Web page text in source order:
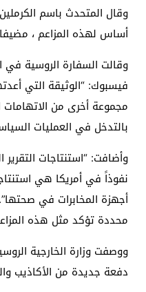
وقال المتحدث باسم
أساس لهذه المزاعم ،
وقالت السفارة الروسية في
فيسبوك: “الوثيقة التي
مجموعة أخرى من
بالتدخل في العمليات
وأضافت: “استنتاجات
نفوذاً في أمريكا هي
أجهزة المخابرات في
محددة تؤكد مثل هذه
ووصفت وزارة الخارجية
دفعة جديدة من الأكاذيب